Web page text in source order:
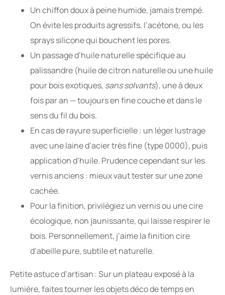
Un chiffon doux à peine humide, jamais trempé.
On évite les produits agressifs, l’acétone, ou les
sprays silicone qui bouchent les pores.
Un passage d’huile naturelle spécifique au
palissandre (huile de citron naturelle ou une huile
pour bois exotiques, sans solvants), une à deux
fois par an — toujours en fine couche et dans le
sens du fil du bois.
En cas de rayure superficielle : un léger lustrage
avec une laine d’acier très fine (type 0000), puis
application d’huile. Prudence cependant sur les
vernis anciens : mieux vaut tester sur une zone
cachée.
Pour la finition, privilégiez un vernis ou une cire
écologique, non jaunissante, qui laisse respirer le
bois. Personnellement, j’aime la finition cire
d’abeille pure, subtile et naturelle.
Petite astuce d’artisan : Sur un plateau exposé à la
lumière, faites tourner les objets déco de temps en